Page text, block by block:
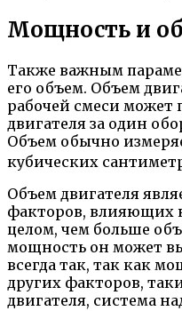
Мощность и
Также важным
его объем. Объем
рабочей смеси может
двигателя за один
Объем обычно
кубических
Объем двигателя
факторов, влияющих
целом, чем больше
мощность он может
всегда так, так как
других факторов,
двигателя, система